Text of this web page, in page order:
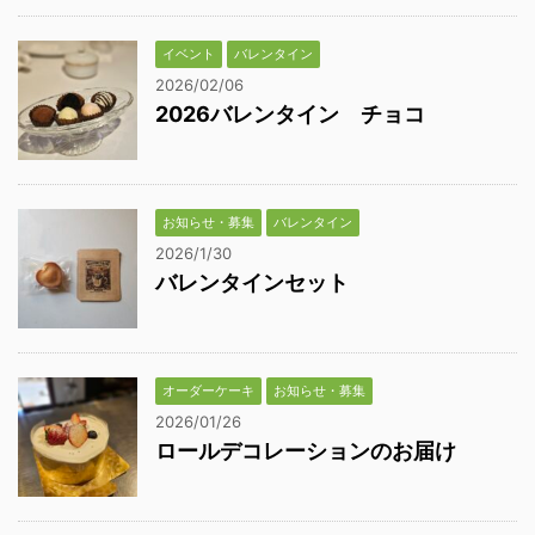
イベント バレンタイン
2026/02/06
2026バレンタイン チョコ
お知らせ・募集 バレンタイン
2026/1/30
バレンタインセット
オーダーケーキ お知らせ・募集
2026/01/26
ロールデコレーションのお届け